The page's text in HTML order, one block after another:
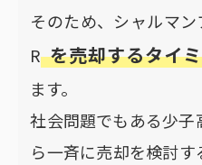
そのため、シャルマ
R を売却するタイ
ます。
社会問題でもある少
ら一斉に売却を検討